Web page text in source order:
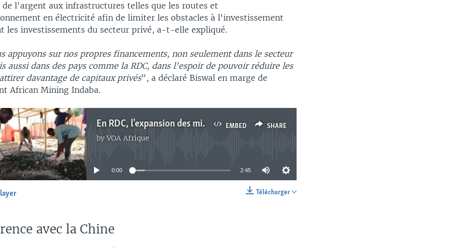
de l'argent aux infrastructures telles que les routes et
en électricité afin de limiter les obstacles à l'investissement
les investissements du secteur privé, a-t-elle expliqué.
appuyons sur nos propres financements, non seulement dans le secteur
aussi dans des pays comme la RDC, dans l'espoir de pouvoir réduire les
davantage de capitaux privés", a déclaré Biswal en marge de
African Mining Indaba.
EMBED SHARE
En RDC, l'expansion des mines se fait au détriment des droits humains, selon Amnesty
byVOA Afrique
No media source currently available
0:00 2:45
Télécharger
avec la Chine